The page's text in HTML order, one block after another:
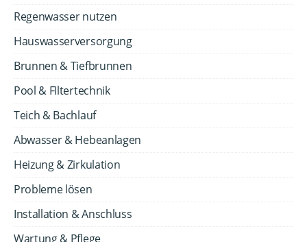
Regenwasser nutzen
Hauswasserversorgung
Brunnen & Tiefbrunnen
Pool & FIltertechnik
Teich & Bachlauf
Abwasser & Hebeanlagen
Heizung & Zirkulation
Probleme lösen
Installation & Anschluss
Wartung & Pflege